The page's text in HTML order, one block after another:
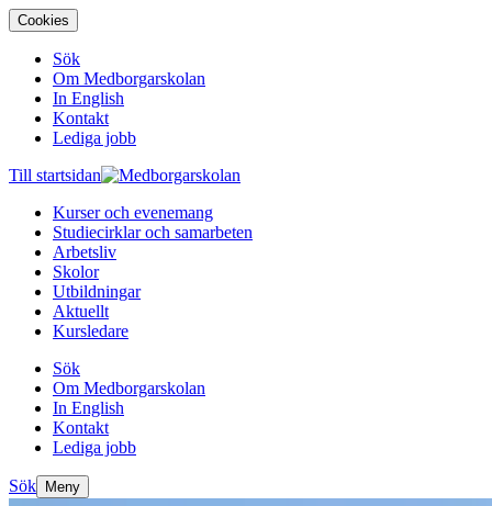
Cookies
Sök
Om Medborgarskolan
In English
Kontakt
Lediga jobb
Till startsidan
Kurser och evenemang
Studiecirklar och samarbeten
Arbetsliv
Skolor
Utbildningar
Aktuellt
Kursledare
Sök
Om Medborgarskolan
In English
Kontakt
Lediga jobb
Sök Meny